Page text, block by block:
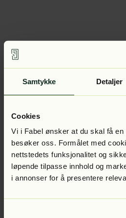
Samtykke Detaljer
Cookies
Vi i Fabel ønsker at du skal få en
besøker oss. Formålet med
nettstedets funksjonalitet og
løpende tilpasse innhold og
i annonser for å presentere